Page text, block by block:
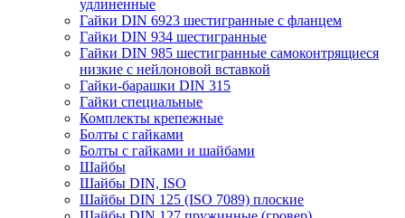
удлиненные
Гайки DIN 6923 шестигранные с фланцем
Гайки DIN 934 шестигранные
Гайки DIN 985 шестигранные самоконтрящиеся
низкие с нейлоновой вставкой
Гайки-барашки DIN 315
Гайки специальные
Комплекты крепежные
Болты с гайками
Болты с гайками и шайбами
Шайбы
Шайбы DIN, ISO
Шайбы DIN 125 (ISO 7089) плоские